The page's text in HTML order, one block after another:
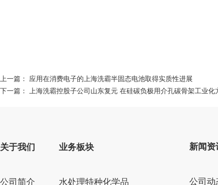
上一篇： 应用在消费电子的上海洗霸半固态电池取得实质性进展
下一篇： 上海洗霸控股子公司山东复元 在硅碳负极用介孔碳骨架工业化
新闻资
公司动
关于我们
公司简介
业务板块
水处理特种化学品